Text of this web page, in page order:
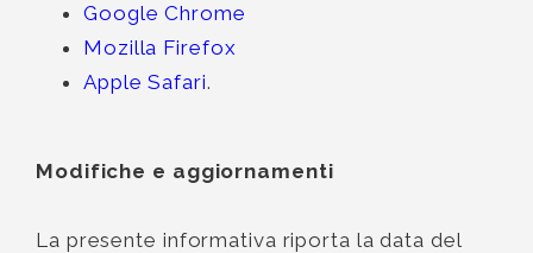
Google Chrome
Mozilla Firefox
Apple Safari.
Modifiche e aggiornamenti
La presente informativa riporta la data del